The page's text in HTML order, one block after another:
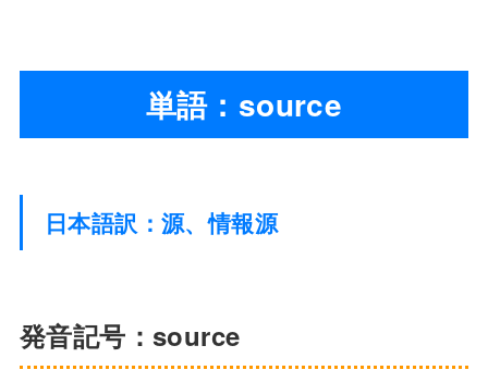
単語：source
日本語訳：源、情報源
発音記号：source